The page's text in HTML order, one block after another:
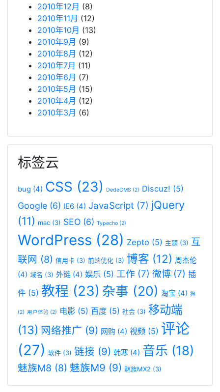
2010年12月 (8)
2010年11月 (12)
2010年10月 (13)
2010年9月 (9)
2010年8月 (12)
2010年7月 (11)
2010年6月 (7)
2010年5月 (15)
2010年4月 (12)
2010年3月 (6)
标签云
bug (4) CSS (23) DedeCMS (2) Discuz! (5)
Google (6) IE6 (4) JavaScript (7) jQuery
(11) mac (3) SEO (6) Typecho (2)
WordPress (28) Zepto (5) 主题 (3) 互
联网 (8) 信用卡 (3) 前端优化 (3) 博客 (12) 周杰伦
(4) 域名 (3) 外链 (4) 娱乐 (5) 工作 (7) 微博 (7) 插
件 (5) 教程 (23) 杂事 (20) 淘宝 (4) 狗
(2) 用户体验 (2) 电影 (5) 百度 (5) 社会 (3) 移动端
(13) 网络推广 (9) 网购 (4) 视频 (5) 评论
(27) 软件 (3) 链接 (9) 韩寒 (4) 音乐 (18)
魅族M8 (8) 魅族M9 (9) 魅族MX2 (3)